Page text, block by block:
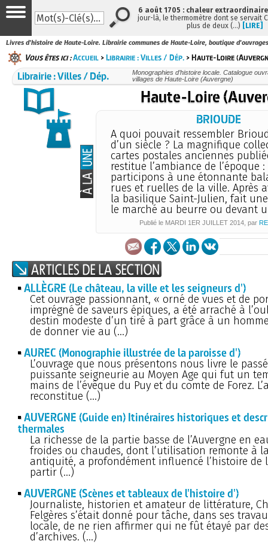
Livres d'histoire de Haute-Loire. Librairie communes de Haute-Loire, boutique
Vous êtes ici :Accueil >Librairie : Villes / Dép. > Haute-Loire
Librairie : Villes / Dép.
Monographies d’histoire locale. Catalogue
villages de Haute-Loire (Auvergne)
Haute-Loire
BRIOUDE
A quoi pouvait ressembler
d’un siècle ? La magnifique
cartes postales anciennes
restitue l’ambiance de l’époque
participons à une étonnante
rues et ruelles de la ville. Après
la basilique Saint-Julien, fait
le marché au beurre ou devant
Publié le MARDI 1ER JUILLET 2014, par
ALLÈGRE (Le château, la ville et les seigneurs d')
Cet ouvrage passionnant, « orné de vues et de
imprégné de saveurs épiques, a été arraché à
destin modeste d’un tiré à part grâce à un
de donner vie au (…)
AUREC (Monographie illustrée de la paroisse d')
L’ouvrage que nous présentons nous livre le passé
puissante seigneurie au Moyen Age qui fut un
mains de l’évêque du Puy et du comte de Forez.
reconstitue (…)
AUVERGNE (Guide en) Itinéraires historiques et
thermales
La richesse de la partie basse de l’Auvergne en
froides ou chaudes, dont l’utilisation remonte à
antiquité, a profondément influencé l’histoire de
partir (…)
AUVERGNE (Scènes et tableaux de l'histoire d')
Journaliste, historien et amateur de littérature,
Felgères s’était donné pour tâche, dans ses
locale, de ne rien affirmer qui ne fût étayé par
d’archives. (…)
6 août 1705 : chaleur
jour-là, le thermomètre dont se servait
plus de deux (…) [LIRE]